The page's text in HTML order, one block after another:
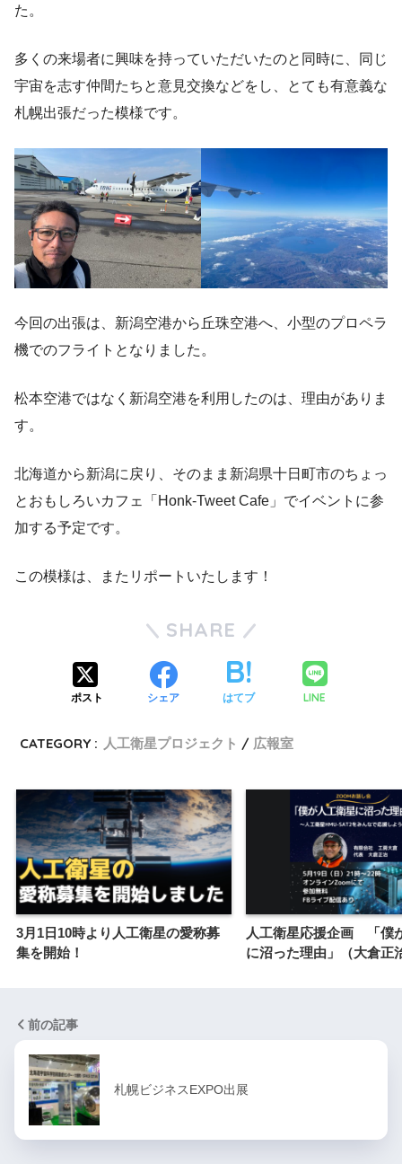
た。
多くの来場者に興味を持っていただいたのと同時に、同じ
宇宙を志す仲間たちと意見交換などをし、とても有意義な
札幌出張だった模様です。
今回の出張は、新潟空港から丘珠空港へ、小型のプロペラ
機でのフライトとなりました。
松本空港ではなく新潟空港を利用したのは、理由がありま
す。
北海道から新潟に戻り、そのまま新潟県十日町市のちょっ
とおもしろいカフェ「Honk-Tweet Cafe」でイベントに参
加する予定です。
この模様は、またリポートいたします！
SHARE
ポスト シェア はてブ LINE
CATEGORY : 人工衛星プロジェクト 広報室
3月1日10時より人工衛星の愛称募
集を開始！
人工衛星応援企画 「僕
に沼った理由」（大倉正
前の記事
札幌ビジネスEXPO出展